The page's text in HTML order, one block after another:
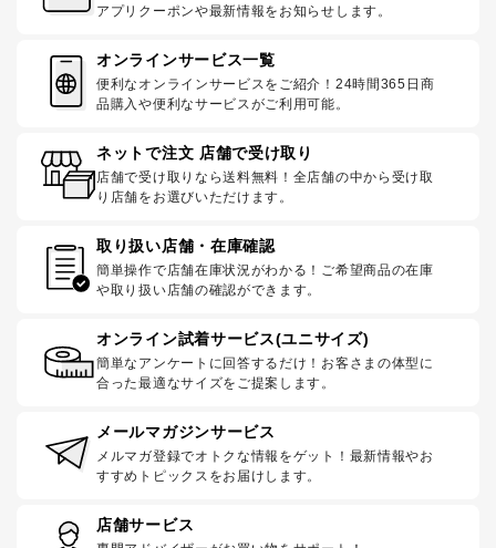
アプリクーポンや最新情報をお知らせします。
オンラインサービス一覧
便利なオンラインサービスをご紹介！24時間365日商
品購入や便利なサービスがご利用可能。
ネットで注文 店舗で受け取り
店舗で受け取りなら送料無料！全店舗の中から受け取
り店舗をお選びいただけます。
取り扱い店舗・在庫確認
簡単操作で店舗在庫状況がわかる！ご希望商品の在庫
や取り扱い店舗の確認ができます。
オンライン試着サービス(ユニサイズ)
簡単なアンケートに回答するだけ！お客さまの体型に
合った最適なサイズをご提案します。
メールマガジンサービス
メルマガ登録でオトクな情報をゲット！最新情報やお
すすめトピックスをお届けします。
店舗サービス